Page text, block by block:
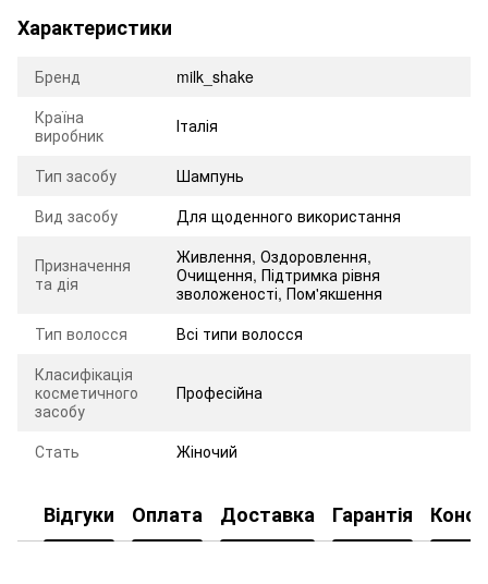
Характеристики
Бренд
milk_shake
Країна
виробник
Італія
Тип засобу
Шампунь
Вид засобу
Для щоденного використання
Призначення
та дія
Живлення, Оздоровлення,
Очищення, Підтримка рівня
зволоженості, Пом'якшення
Тип волосся
Всі типи волосся
Класифікація
косметичного
засобу
Професійна
Стать Жіночий
Відгуки Оплата Доставка Гарантія